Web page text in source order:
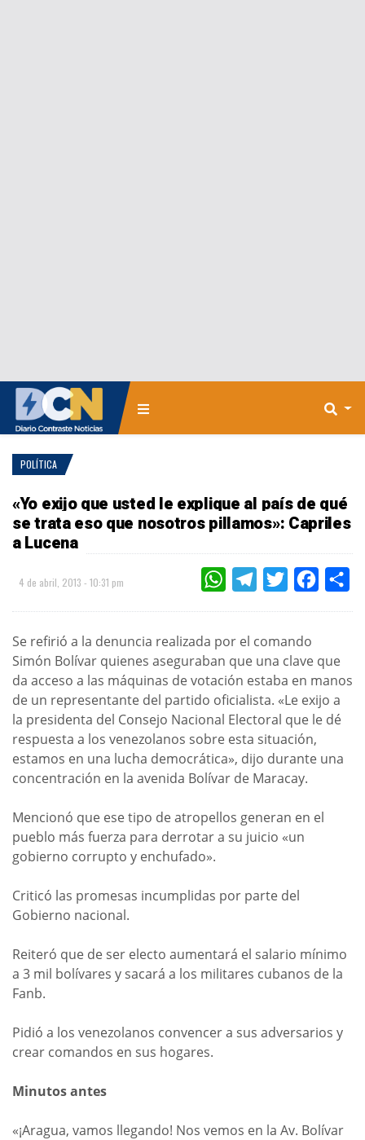
POLÍTICA
«Yo exijo que usted le explique al país de qué
se trata eso que nosotros pillamos»: Capriles
a Lucena
4 de abril, 2013 - 10:31 pm WHATSAPPTELEGRAMTWITTER
Se refirió a la denuncia realizada por el comando
Simón Bolívar quienes aseguraban que una clave que
da acceso a las máquinas de votación estaba en manos
de un representante del partido oficialista. «Le exijo a
la presidenta del Consejo Nacional Electoral que le dé
respuesta a los venezolanos sobre esta situación,
estamos en una lucha democrática», dijo durante una
concentración en la avenida Bolívar de Maracay.
Mencionó que ese tipo de atropellos generan en el
pueblo más fuerza para derrotar a su juicio «un
gobierno corrupto y enchufado».
Criticó las promesas incumplidas por parte del
Gobierno nacional.
Reiteró que de ser electo aumentará el salario mínimo
a 3 mil bolívares y sacará a los militares cubanos de la
Fanb.
Pidió a los venezolanos convencer a sus adversarios y
crear comandos en sus hogares.
Minutos antes
«¡Aragua, vamos llegando! Nos vemos en la Av. Bolívar